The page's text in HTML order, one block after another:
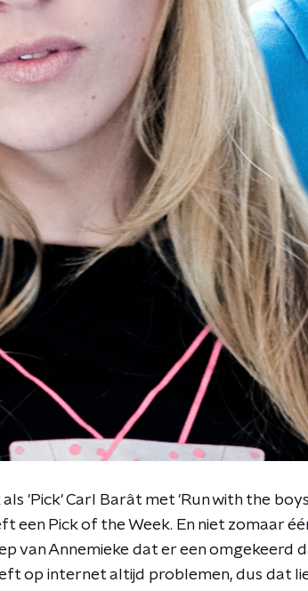
'Pick' Carl Barât met 'Run with the
een Pick of the Week. En niet zomaar
van Annemieke dat er een omgekeerd
op internet altijd problemen, dus dat